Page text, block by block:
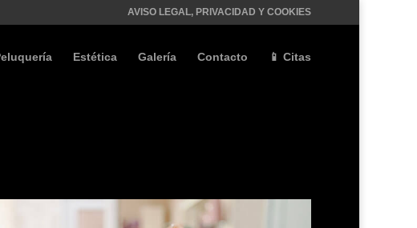
AVISO LEGAL, PRIVACIDAD Y COOKIES
Estética Galería Contacto 📱 Citas